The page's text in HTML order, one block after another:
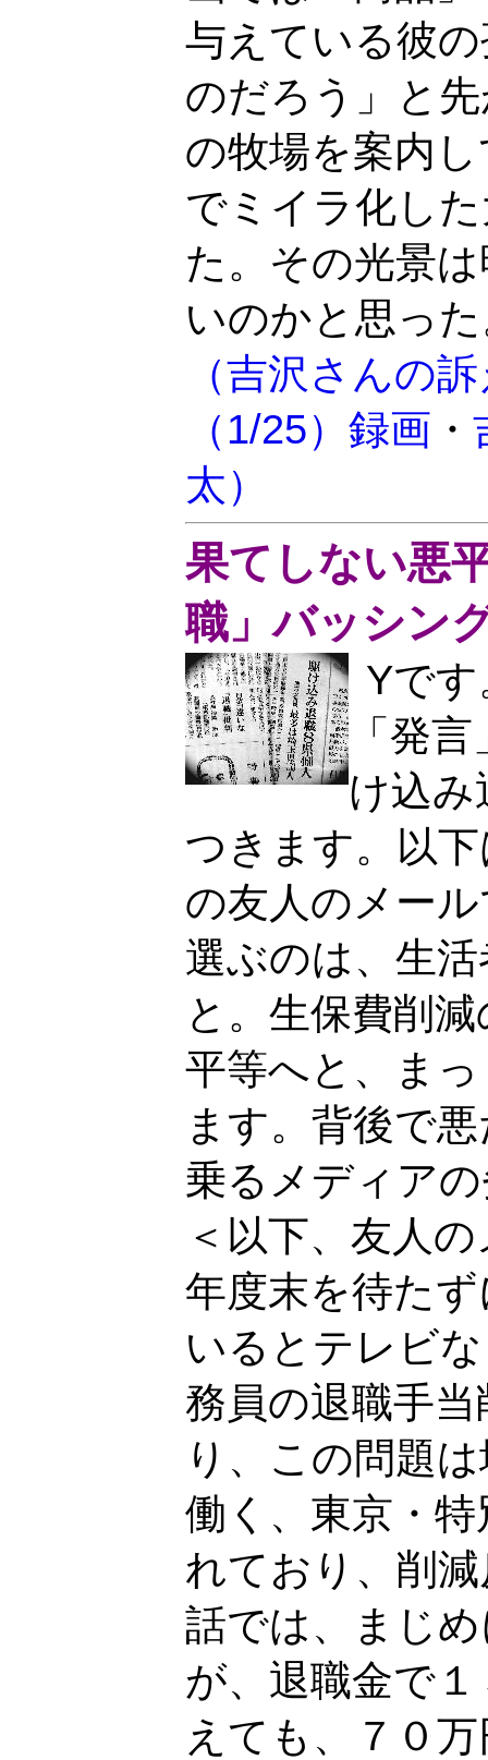
与えている彼
のだろう」と
の牧場を案内
でミイラ化し
た。その光景
いのかと思っ
（吉沢さんの
（1/25）録画 ・
太）
果てしない悪
職」バッシン
Yで
「発
け込
つきます。以
の友人のメー
選ぶのは、生
と。生保費削
平等へと、ま
ます。背後で
乗るメディア
＜以下、友人
年度末を待た
いるとテレビ
務員の退職手
り、この問題
働く、東京・
れており、削
話では、まじ
が、退職金で
えても、７０